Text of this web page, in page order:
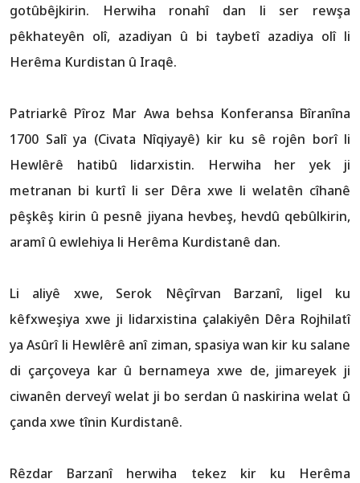
gotûbêjkirin. Herwiha ronahî dan li ser rewşa
pêkhateyên olî, azadiyan û bi taybetî azadiya olî li
Herêma Kurdistan û Iraqê.
Patriarkê Pîroz Mar Awa behsa Konferansa Bîranîna
1700 Salî ya (Civata Nîqiyayê) kir ku sê rojên borî li
Hewlêrê hatibû lidarxistin. Herwiha her yek ji
metranan bi kurtî li ser Dêra xwe li welatên cîhanê
pêşkêş kirin û pesnê jiyana hevbeş, hevdû qebûlkirin,
aramî û ewlehiya li Herêma Kurdistanê dan.
Li aliyê xwe, Serok Nêçîrvan Barzanî, ligel ku
kêfxweşiya xwe ji lidarxistina çalakiyên Dêra Rojhilatî
ya Asûrî li Hewlêrê anî ziman, spasiya wan kir ku salane
di çarçoveya kar û bernameya xwe de, jimareyek ji
ciwanên derveyî welat ji bo serdan û naskirina welat û
çanda xwe tînin Kurdistanê.
Rêzdar Barzanî herwiha tekez kir ku Herêma